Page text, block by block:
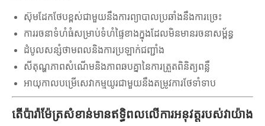
ស៊ុមដែកថែបខ្ពស់ជាមួយនឹងការព្យាបាលប្រឆាំងនឹងការច្រេះ
ការរចនាទំហំធំសម្រាប់ទំហំផ្ទៃខាងក្នុងដែលមិនមានរចនាសម្ព័ន្ធ
ដំបូលសន្សំថាមពលនិងការប្រឡាក់ជញ្ជាំង
សីតុណ្ហភាពសំណើមនិងភាពឆបគ្នានៃការត្រួតពិនិត្យពន្លឺ
អាយុកាលបម្រើសេវាកម្មយូរជាមួយនឹងតម្រូវការថែទាំទាប
តើប៉ារ៉ាម៉ែត្រសំខាន់មានឥទ្ធិពលលើការអនុវត្តរបស់វាយ៉ាង